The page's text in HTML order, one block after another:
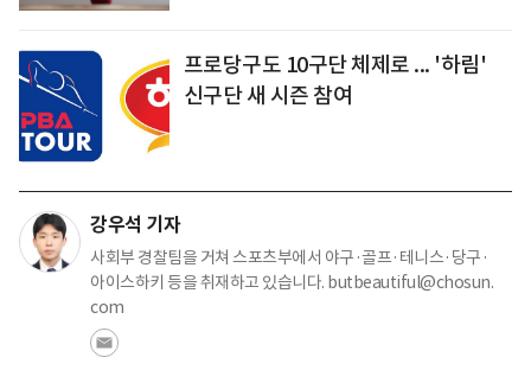
프로당구도 10구단 체제로 ... '하림'
신구단 새 시즌 참여
강우석 기자
사회부 경찰팀을 거쳐 스포츠부에서 야구·골프·테니스·당구·
아이스하키 등을 취재하고 있습니다. butbeautiful@chosun.
com